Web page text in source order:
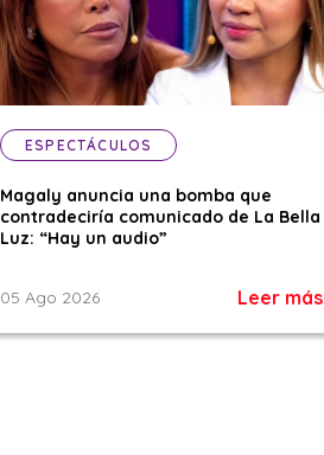
ESPECTÁCULOS
Magaly anuncia una bomba que
contradeciría comunicado de La Bella
Luz: “Hay un audio”
05 Ago 2026 Leer más